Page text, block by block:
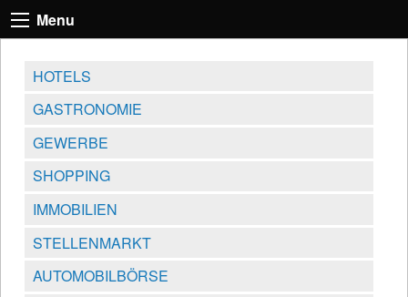
Menu
HOTELS
GASTRONOMIE
GEWERBE
SHOPPING
IMMOBILIEN
STELLENMARKT
AUTOMOBILBÖRSE